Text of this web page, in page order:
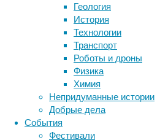
Геология
История
Технологии
Транспорт
Роботы и дроны
Физика
Химия
Непридуманные истории
Добрые дела
События
Фестивали
Когда
открытом
море
происходит
лекарства медицина
мозг наука неврология
нейробиология
нейрофизиология
онкология
поведение психиатрия
сон социальные проблемы
физиология